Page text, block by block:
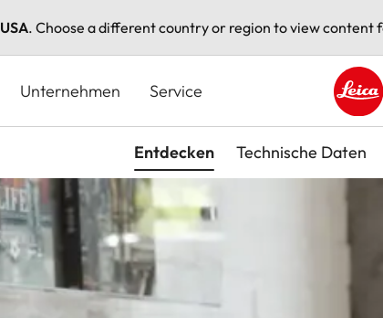
USA. Choose a different country or region to view content
Unternehmen Service
Leica
Entdecken Technische Daten